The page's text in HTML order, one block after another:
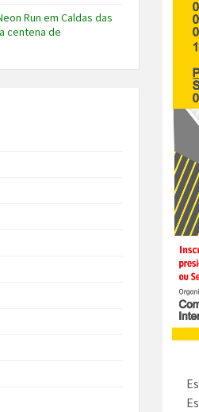
Run em Caldas das
centena de